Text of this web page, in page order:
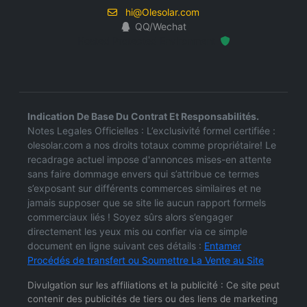
hi@Olesolar.com
QQ/Wechat
Indication De Base Du Contrat Et Responsabilités.
Notes Legales Officielles : L’exclusivité formel certifiée :
olesolar.com a nos droits totaux comme propriétaire! Le
recadrage actuel impose d'annonces mises-en attente
sans faire dommage envers qui s’attribue ce termes
s’exposant sur différents commerces similaires et ne
jamais supposer que se site lie aucun rapport formels
commerciaux liés ! Soyez sûrs alors s’engager
directement les yeux mis ou confier via ce simple
document en ligne suivant ces détails : Entamer
Procédés de transfert ou Soumettre La Vente au Site
Divulgation sur les affiliations et la publicité : Ce site peut
contenir des publicités de tiers ou des liens de marketing